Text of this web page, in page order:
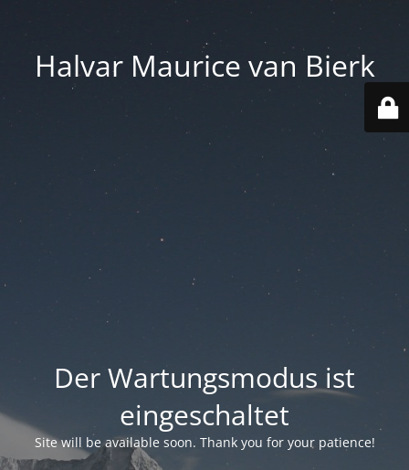
Halvar Maurice van Bierk
Der Wartungsmodus ist
eingeschaltet
Site will be available soon. Thank you for your patience!